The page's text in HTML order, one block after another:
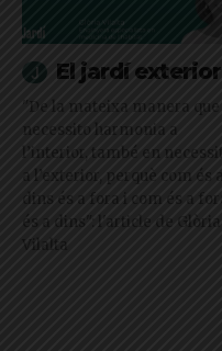
El jardí exterior
"De la mateixa manera que
necessito harmonia a
l’interior, també en
a l’exterior, perquè com és a
dins és a fora i com és a
és a dins": l'article de Glòria
Vilalta